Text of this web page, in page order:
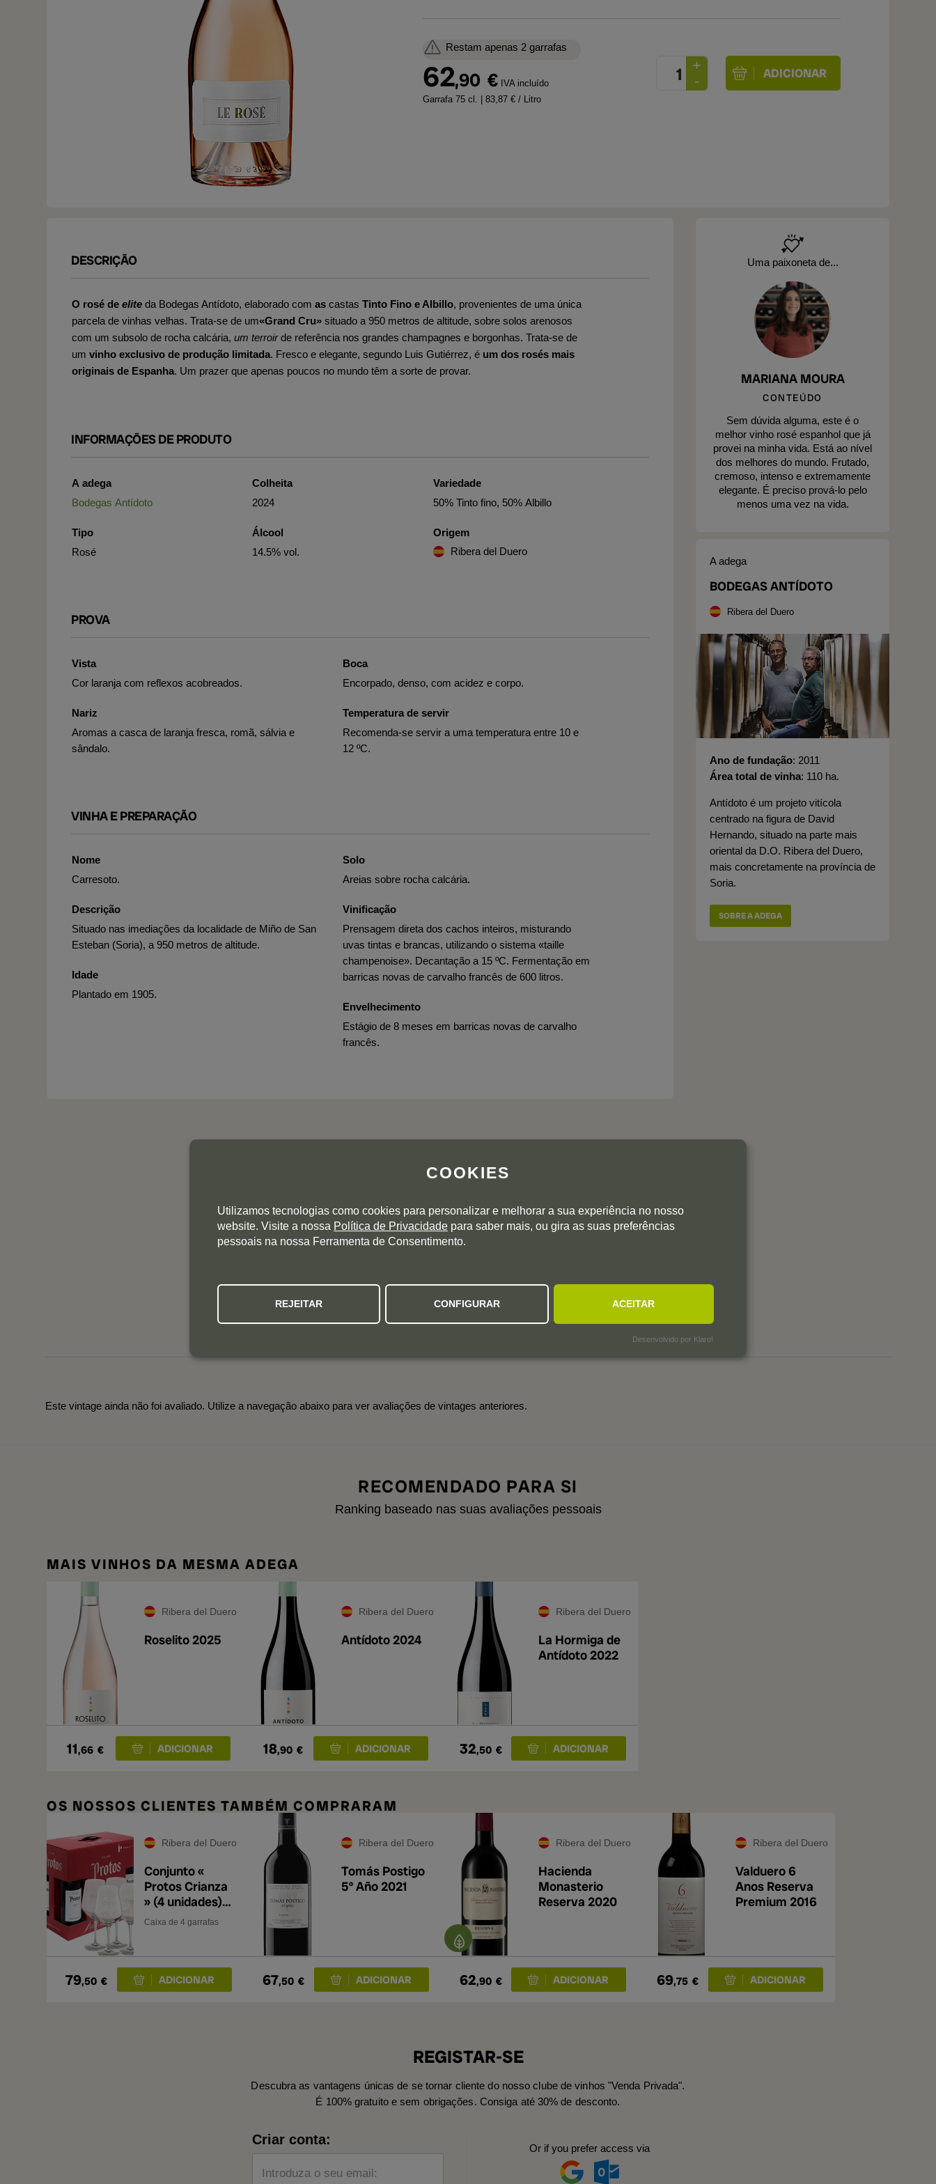
Restam apenas 2 garrafas
62,90 € IVA incluído
Garrafa 75 cl. | 83,87 € / Litro
DESCRIÇÃO
O rosé de elite da Bodegas Antídoto, elaborado com as castas Tinto Fino e Albillo, provenientes de uma única
parcela de vinhas velhas. Trata-se de um«Grand Cru» situado a 950 metros de altitude, sobre solos arenosos
com um subsolo de rocha calcária, um terroirde referência nos grandes champagnes e borgonhas. Trata-se de
um vinho exclusivo de produção limitada. Fresco e elegante, segundo Luis Gutiérrez, é um dos rosés mais
originais de Espanha. Um prazer que apenas poucos no mundo têm a sorte de provar.
INFORMAÇÕES DE PRODUTO
A adega
Bodegas Antídoto
Tipo
Rosé
Colheita
2024
Álcool
14.5% vol.
Variedade
50% Tinto fino, 50% Albillo
Origem
Ribera del Duero
PROVA
Vista
Cor laranja com reflexos acobreados.
Nariz
Aromas a casca de laranja fresca, romã, sálvia e
sândalo.
Boca
Encorpado, denso, com acidez e corpo.
Temperatura de servir
Recomenda-se servir a uma temperatura entre 10 e
12 ºC.
VINHA E PREPARAÇÃO
Nome
Carresoto.
Descrição
Situado nas imediações da localidade de Miño de San
Esteban (Soria), a 950 metros de altitude.
Idade
Plantado em 1905.
Solo
Areias sobre rocha calcária.
Vinificação
Prensagem direta dos cachos inteiros, misturando
uvas tintas e brancas, utilizando o sistema «taille
champenoise». Decantação a 15 ºC. Fermentação em
barricas novas de carvalho francês de 600 litros.
Envelhecimento
Estágio de 8 meses em barricas novas de carvalho
francês.
Uma paixoneta de...
MARIANA MOURA
CONTEÚDO
Sem dúvida alguma, este é o
melhor vinho rosé espanhol que já
provei na minha vida. Está ao nível
dos melhores do mundo. Frutado,
cremoso, intenso e extremamente
elegante. É preciso prová-lo pelo
menos uma vez na vida.
A adega
BODEGAS ANTÍDOTO
Ribera del Duero
Ano de fundação 2011
Área total de vinha 110 ha.
Antídoto é um projeto vitícola
centrado na figura de David
Hernando, situado na parte mais
oriental da D.O. Ribera del Duero,
mais concretamente na província de
Soria.
SOBRE A ADEGA
0 avaliações
3
0
2
0
Este vintage ainda não foi avaliado. Utilize a navegação abaixo para ver avaliações de vintages anteriores.
RECOMENDADO PARA SI
Ranking baseado nas suas avaliações pessoais
MAIS VINHOS DA MESMA ADEGA
Ribera del Duero
Roselito 2025
11,66 €
Ribera del Duero
Antídoto 2024
18,90 €
Ribera del Duero
La Hormiga de
Antídoto 2022
32,50 €
OS NOSSOS CLIENTES TAMBÉM COMPRARAM
Ribera del Duero
Conjunto «
Protos Crianza
» (4 unidades)
com copos (4
Caixa de 4 garrafas
79,50 €
Ribera del Duero
Tomás Postigo
5º Año 2021
67,50 €
Ribera del Duero
Hacienda
Monasterio
Reserva 2020
62,90 €
Ribera del Duero
Valduero 6
Anos Reserva
Premium 2016
69,75 €
REGISTAR-SE
Descubra as vantagens únicas de se tornar cliente do nosso clube de vinhos "Venda Privada".
É 100% gratuito e sem obrigações. Consiga até 30% de desconto.
Criar conta:
Introduza o seu email:
Or if you prefer access via
COOKIES
Utilizamos tecnologias como cookies para personalizar e melhorar a sua experiência no nosso
website. Visite a nossa Política de Privacidade para saber mais, ou gira as suas preferências
pessoais na nossa Ferramenta de Consentimento.
REJEITAR CONFIGURAR ACEITAR
Desenvolvido por Klaro!